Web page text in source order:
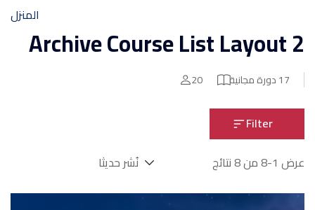
المنزل
Archive Course List Layout 2
17دورة مجانية 20
Filter
عرض 1-8 من 8 نتائج